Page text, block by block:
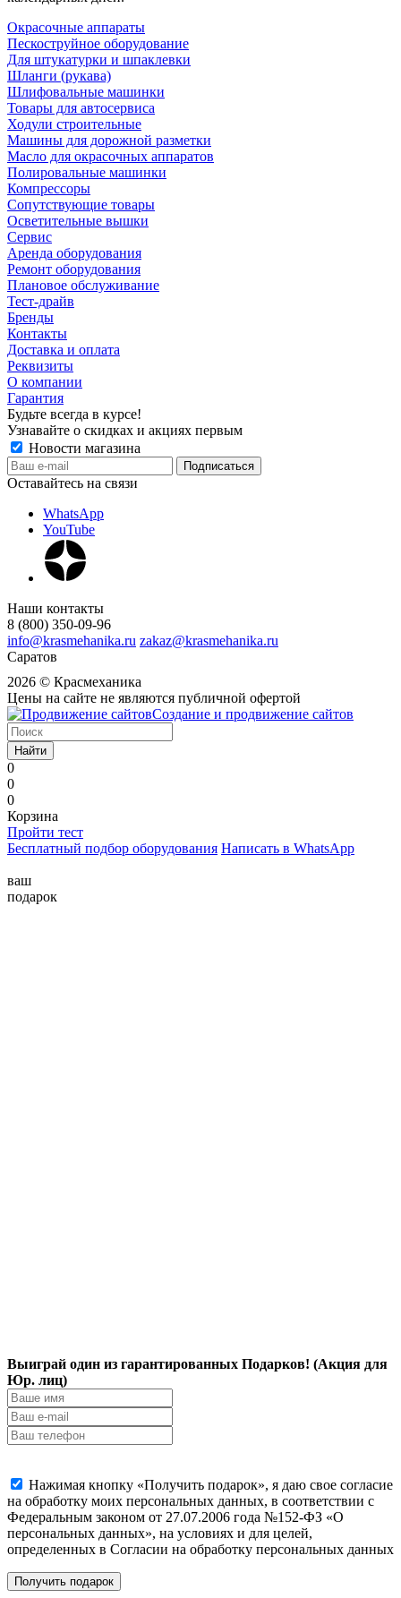
Окрасочные аппараты
Пескоструйное оборудование
Для штукатурки и шпаклевки
Шланги (рукава)
Шлифовальные машинки
Товары для автосервиса
Ходули строительные
Машины для дорожной разметки
Масло для окрасочных аппаратов
Полировальные машинки
Компрессоры
Сопутствующие товары
Осветительные вышки
Сервис
Аренда оборудования
Ремонт оборудования
Плановое обслуживание
Тест-драйв
Бренды
Контакты
Доставка и оплата
Реквизиты
О компании
Гарантия
Будьте всегда в курсе!
Узнавайте о скидках и акциях первым
Новости магазина
Оставайтесь на связи
WhatsApp
YouTube
Наши контакты
8 (800) 350-09-96
info@krasmehanika.ru zakaz@krasmehanika.ru
Саратов
2026 © Красмеханика
Цены на сайте не являются публичной офертой
Создание и продвижение сайтов
Найти
0
0
0
Корзина
Пройти тест
Бесплатный подбор оборудования Написать в WhatsApp
ваш
подарок
Выиграй один из гарантированных Подарков! (Акция для
Юр. лиц)
Нажимая кнопку «Получить подарок», я даю свое согласие
на обработку моих персональных данных, в соответствии с
Федеральным законом от 27.07.2006 года №152-ФЗ «О
персональных данных», на условиях и для целей,
определенных в Согласии на обработку персональных данных